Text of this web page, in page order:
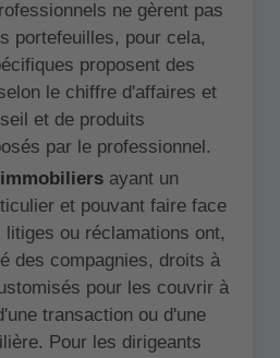
ne gèrent pas
portefeuilles, pour cela,
proposent des
le chiffre d'affaires et
et de produits
par le professionnel.
ayant un
et pouvant faire face
litiges ou réclamations ont,
des compagnies, droits à
pour les couvrir à
transaction ou d'une
Pour les dirigeants